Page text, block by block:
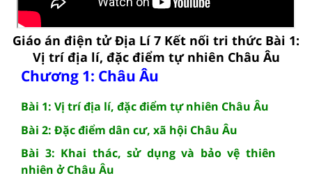
Giáo án điện tử Địa Lí 7 Kết nối tri thức Bài 1:
Vị trí địa lí, đặc điểm tự nhiên Châu Âu
Chương 1: Châu Âu
Bài 1: Vị trí địa lí, đặc điểm tự nhiên Châu Âu
Bài 2: Đặc điểm dân cư, xã hội Châu Âu
Bài 3: Khai thác, sử dụng và bảo vệ thiên
nhiên ở Châu Âu